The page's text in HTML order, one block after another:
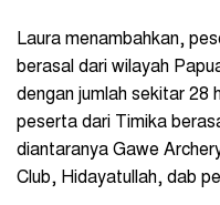
Laura menambahkan,
berasal dari wilayah
dengan jumlah sekitar 28
peserta dari Timika
diantaranya Gawe
Club, Hidayatullah, dab